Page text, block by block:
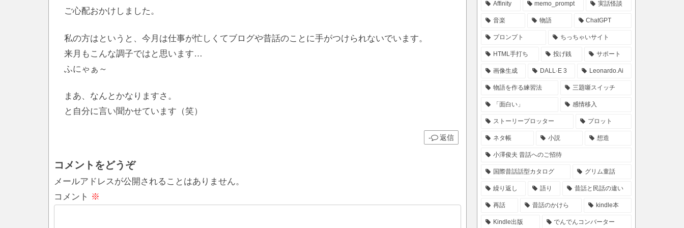
ご心配おかけしました。
私の方はというと、今月は仕事が忙しくてブログや昔話のことに手がつけられないでいます。
来月もこんな調子ではと思います…
ふにゃぁ～
まあ、なんとかなりますさ。
と自分に言い聞かせています（笑）
返信
コメントをどうぞ
メールアドレスが公開されることはありません。
コメント ※
Affinity memo_prompt 実話怪談
音楽 物語 ChatGPT
プロンプト ちっちゃいサイト
HTML手打ち 投げ銭 サポート
画像生成 DALL·E 3 Leonardo.Ai
物語を作る練習法 三題噺スイッチ
「面白い」 感情移入
ストーリープロッター プロット
ネタ帳 小説 想造
小澤俊夫 昔話へのご招待
国際昔話話型カタログ グリム童話
繰り返し 語り 昔話と民話の違い
再話 昔話のかけら kindle本
Kindle出版 でんでんコンバーター